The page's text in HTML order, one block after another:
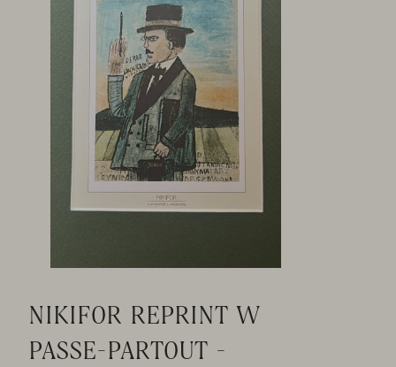
NIKIFOR REPRINT W
PASSE-PARTOUT -